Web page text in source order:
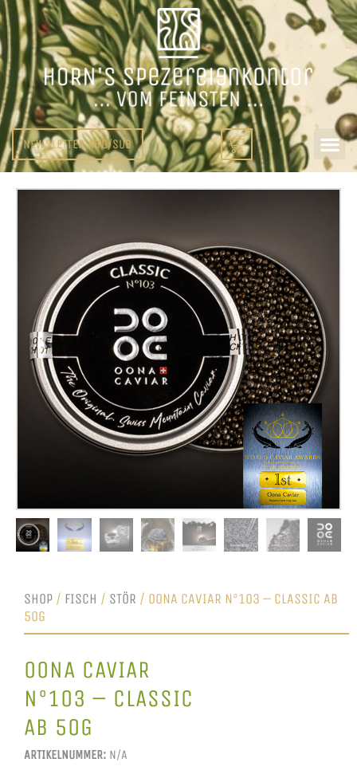
NEWSLETTER ABO/SUB
SHOP / FISCH / STÖR / OONA CAVIAR N°103 – CLASSIC AB
50G
OONA CAVIAR
N°103 – CLASSIC
AB 50G
ARTIKELNUMMER: N/A